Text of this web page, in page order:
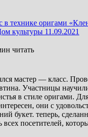
в технике оригами
культуры 11.09.2021
читать
мастер — класс.
Участницы
в стиле оригами.
они с
букет. теперь,
всех посетителей,